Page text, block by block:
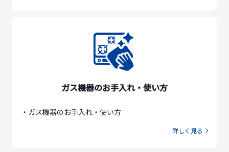
ガス機器のお手入れ・使い方
・ガス機器のお手入れ・使い方
詳しく見る